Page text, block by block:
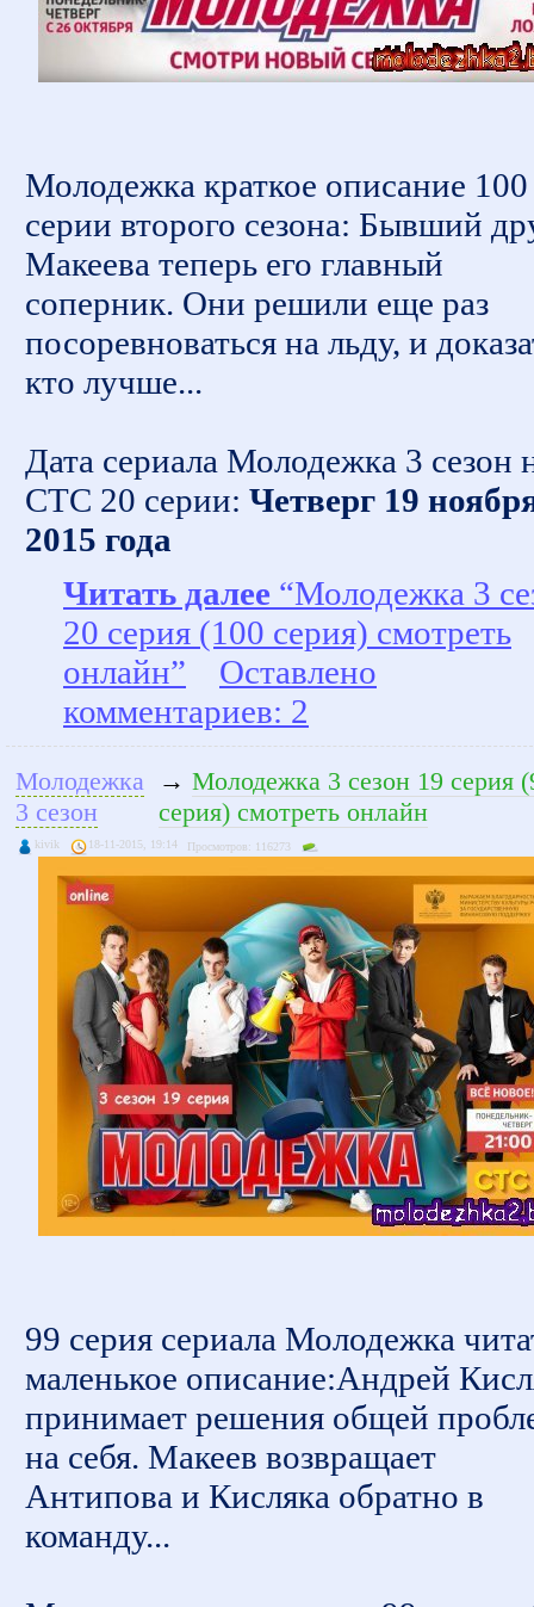
Молодежка краткое описание 100
серии второго сезона: Бывший
Макеева теперь его главный
соперник. Они решили еще раз
посоревноваться на льду, и
кто лучше...
Дата сериала Молодежка 3 сезон
СТС 20 серии: Четверг 19
2015 года
Читать далее “Молодежка 3
20 серия (100 серия) смотреть
онлайн”
Оставлено
комментариев: 2
Молодежка
3 сезон
→ Молодежка 3 сезон 19 серия
серия) смотреть онлайн
kivik 18-11-2015, 19:14 Просмотров: 116273
99 серия сериала Молодежка
маленькое описание:Андрей
принимает решения общей
на себя. Макеев возвращает
Антипова и Кисляка обратно в
команду...